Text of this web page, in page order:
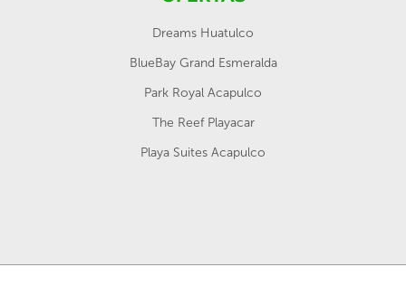
Dreams Huatulco
BlueBay Grand Esmeralda
Park Royal Acapulco
The Reef Playacar
Playa Suites Acapulco